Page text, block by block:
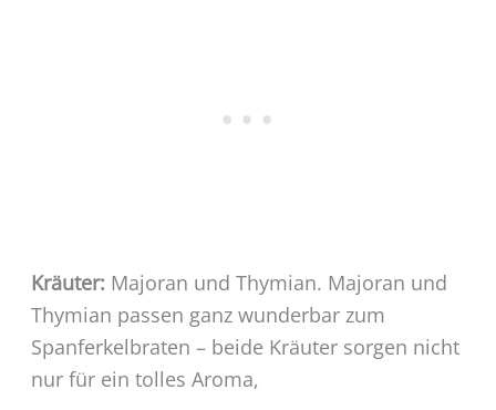
Kräuter: Majoran und Thymian. Majoran und
Thymian passen ganz wunderbar zum
Spanferkelbraten – beide Kräuter sorgen nicht
nur für ein tolles Aroma,